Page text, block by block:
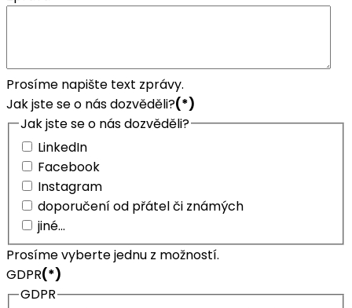
Prosíme napište text zprávy.
Jak jste se o nás dozvěděli?(*)
Jak jste se o nás dozvěděli?
LinkedIn
Facebook
Instagram
doporučení od přátel či známých
jiné...
Prosíme vyberte jednu z možností.
GDPR(*)
GDPR